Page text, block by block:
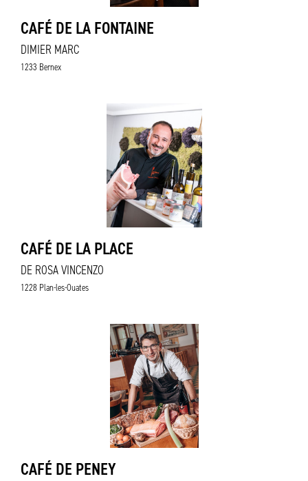
CAFÉ DE LA FONTAINE
DIMIER MARC
1233 Bernex
CAFÉ DE LA PLACE
DE ROSA VINCENZO
1228 Plan-les-Ouates
CAFÉ DE PENEY